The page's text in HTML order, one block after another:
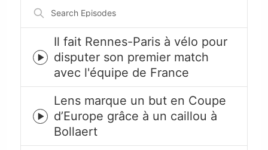
Search
Episodes
Episode
play
icon
Il fait Rennes-Paris à vélo pour
disputer son premier match
avec l'équipe de France
Episode
play
icon
Lens marque un but en Coupe
d’Europe grâce à un caillou à
Bollaert